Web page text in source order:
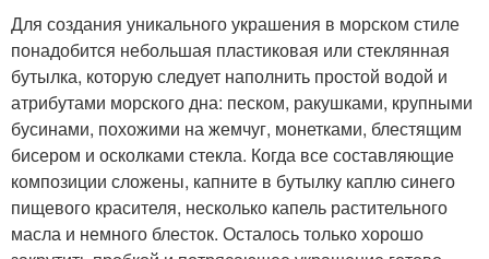
Для создания уникального украшения в морском стиле
понадобится небольшая пластиковая или стеклянная
бутылка, которую следует наполнить простой водой и
атрибутами морского дна: песком, ракушками, крупными
бусинами, похожими на жемчуг, монетками, блестящим
бисером и осколками стекла. Когда все составляющие
композиции сложены, капните в бутылку каплю синего
пищевого красителя, несколько капель растительного
масла и немного блесток. Осталось только хорошо